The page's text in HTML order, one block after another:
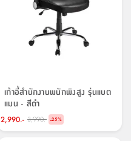
เก้าอี้สำนักงานพนักพิงสูง รุ่นแบต
แมน - สีดำ
2,990.- 3,990.- -25%